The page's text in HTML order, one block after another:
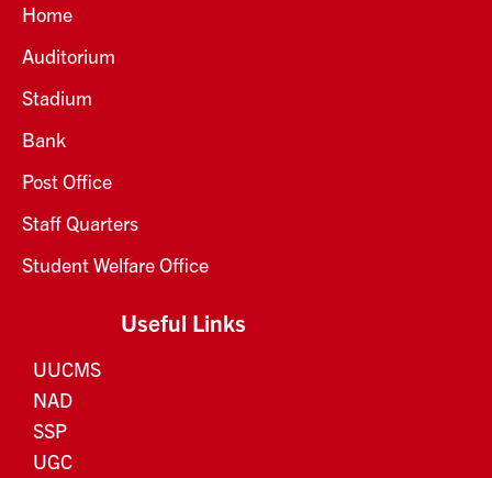
Home
Auditorium
Stadium
Bank
Post Office
Staff Quarters
Student Welfare Office
Useful Links
UUCMS
NAD
SSP
UGC